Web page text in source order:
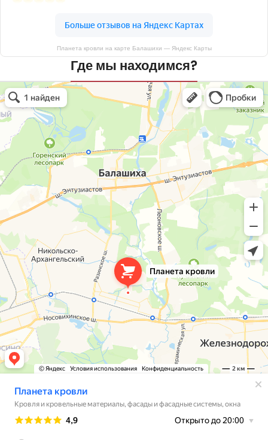
Планета кровли на карте Балашихи — Яндекс Карты
Где мы находимся?
Планета кровли
Кровля и кровельные материалы в Балашихе
Окна в Балашихе